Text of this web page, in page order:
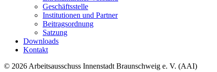
Geschäftsstelle
Institutionen und Partner
Beitragsordnung
Satzung
Downloads
Kontakt
© 2026 Arbeitsausschuss Innenstadt Braunschweig e. V. (AAI)